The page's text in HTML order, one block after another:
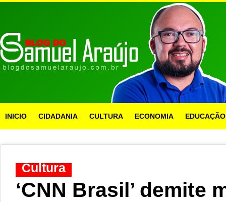
INICIO CIDADANIA CULTURA ECONOMIA EDUCAÇÃO
Cultura
‘CNN Brasil’ demite